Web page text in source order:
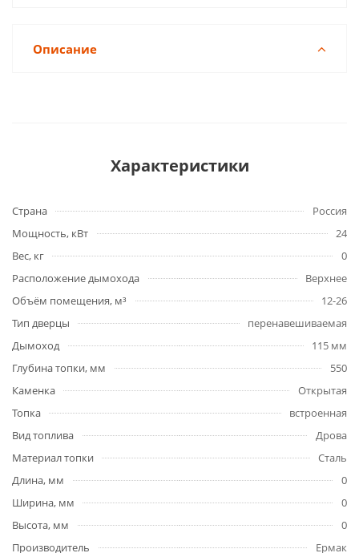
Описание
Характеристики
Страна
Россия
Мощность, кВт
24
Вес, кг
0
Расположение дымохода
Верхнее
Объём помещения, м³
12-26
Тип дверцы
перенавешиваемая
Дымоход
115 мм
Глубина топки, мм
550
Каменка
Открытая
Топка
встроенная
Вид топлива
Дрова
Материал топки
Сталь
Длина, мм
0
Ширина, мм
0
Высота, мм
0
Производитель
Ермак